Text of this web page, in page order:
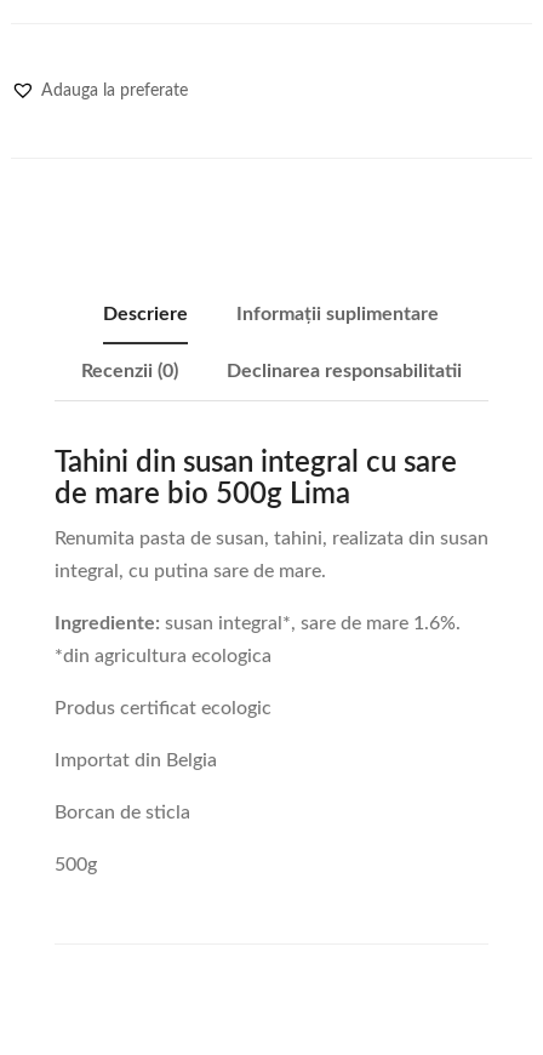
Adauga la preferate
Descriere Informații suplimentare
Recenzii (0) Declinarea responsabilitatii
Tahini din susan integral cu sare
de mare bio 500g Lima
Renumita pasta de susan, tahini, realizata din susan
integral, cu putina sare de mare.
Ingrediente: susan integral*, sare de mare 1.6%.
*din agricultura ecologica
Produs certificat ecologic
Importat din Belgia
Borcan de sticla
500g